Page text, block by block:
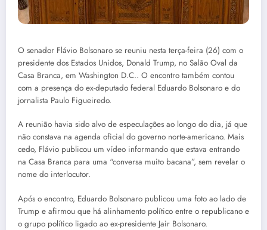
O senador Flávio Bolsonaro se reuniu nesta terça-feira (26) com o
presidente dos Estados Unidos, Donald Trump, no Salão Oval da
Casa Branca, em Washington D.C.. O encontro também contou
com a presença do ex-deputado federal Eduardo Bolsonaro e do
jornalista Paulo Figueiredo.
A reunião havia sido alvo de especulações ao longo do dia, já que
não constava na agenda oficial do governo norte-americano. Mais
cedo, Flávio publicou um vídeo informando que estava entrando
na Casa Branca para uma “conversa muito bacana”, sem revelar o
nome do interlocutor.
Após o encontro, Eduardo Bolsonaro publicou uma foto ao lado de
Trump e afirmou que há alinhamento político entre o republicano e
o grupo político ligado ao ex-presidente Jair Bolsonaro.